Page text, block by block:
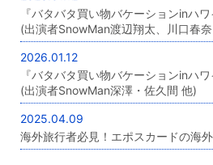
『バタバタ買い物バケーションinハ
(出演者SnowMan渡辺翔太、川口春
2026.01.12
『バタバタ買い物バケーションinハ
(出演者SnowMan深澤・佐久間 他)
2025.04.09
海外旅行者必見！エポスカードの海